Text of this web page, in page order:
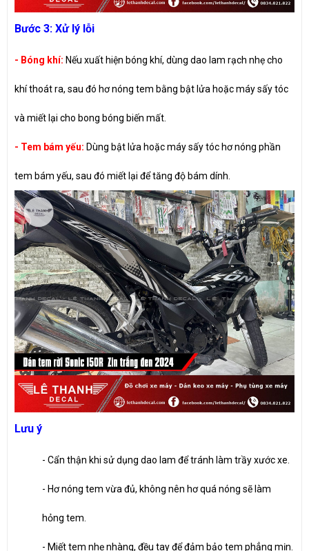
Bước 3: Xử lý lỗi
- Bóng khí: Nếu xuất hiện bóng khí, dùng dao lam rạch nhẹ cho
khí thoát ra, sau đó hơ nóng tem bằng bật lửa hoặc máy sấy tóc
và miết lại cho bong bóng biến mất.
- Tem bám yếu: Dùng bật lửa hoặc máy sấy tóc hơ nóng phần
tem bám yếu, sau đó miết lại để tăng độ bám dính.
Lưu ý
- Cẩn thận khi sử dụng dao lam để tránh làm trầy xước xe.
- Hơ nóng tem vừa đủ, không nên hơ quá nóng sẽ làm
hỏng tem.
- Miết tem nhẹ nhàng, đều tay để đảm bảo tem phẳng mịn.